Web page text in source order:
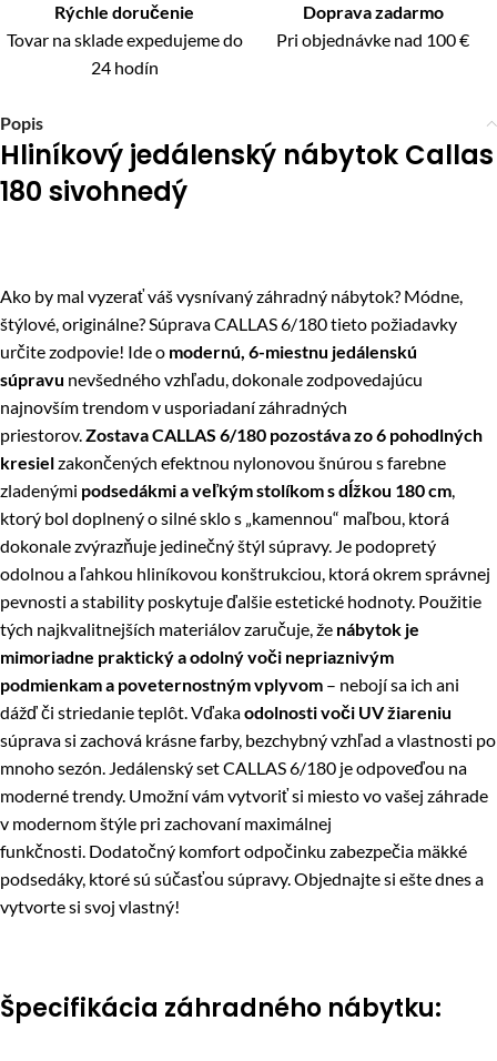
Rýchle doručenie
Tovar na sklade expedujeme do
24 hodín
Doprava zadarmo
Pri objednávke nad 100 €
Popis
Hliníkový jedálenský nábytok Callas
180 sivohnedý
Ako by mal vyzerať váš vysnívaný záhradný nábytok? Módne,
štýlové, originálne? Súprava CALLAS 6/180 tieto požiadavky
určite zodpovie! Ide o modernú, 6-miestnu jedálenskú
súpravu nevšedného vzhľadu, dokonale zodpovedajúcu
najnovším trendom v usporiadaní záhradných
priestorov.Zostava CALLAS 6/180 pozostáva zo 6 pohodlných
kresielzakončených efektnou nylonovou šnúrou s farebne
zladenými podsedákmi aveľkým stolíkom s dĺžkou 180 cm,
ktorý bol doplnený o silné sklo s „kamennou“ maľbou, ktorá
dokonale zvýrazňuje jedinečný štýl súpravy. Je podopretý
odolnou a ľahkou hliníkovou konštrukciou, ktorá okrem správnej
pevnosti a stability poskytuje ďalšie estetické hodnoty. Použitie
tých najkvalitnejších materiálov zaručuje, že nábytok je
mimoriadne praktický a odolný voči nepriaznivým
podmienkam a poveternostným vplyvom – nebojí sa ich ani
dážď či striedanie teplôt. Vďakaodolnosti voči UV žiareniu
súprava si zachová krásne farby, bezchybný vzhľad a vlastnosti po
mnoho sezón. Jedálenský set CALLAS 6/180 je odpoveďou na
moderné trendy. Umožní vám vytvoriť si miesto vo vašej záhrade
v modernom štýle pri zachovaní maximálnej
funkčnosti. Dodatočný komfort odpočinku zabezpečia mäkké
podsedáky, ktoré sú súčasťou súpravy. Objednajte si ešte dnes a
vytvorte si svoj vlastný!
Špecifikácia záhradného nábytku: